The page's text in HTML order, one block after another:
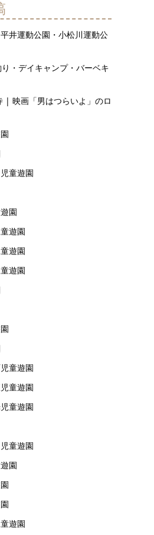
井運動公園・小松川運動公
・デイキャンプ・バーベキ
| 映画「男はつらいよ」のロ
童遊園
園
遊園
遊園
遊園
童遊園
童遊園
童遊園
童遊園
園
遊園